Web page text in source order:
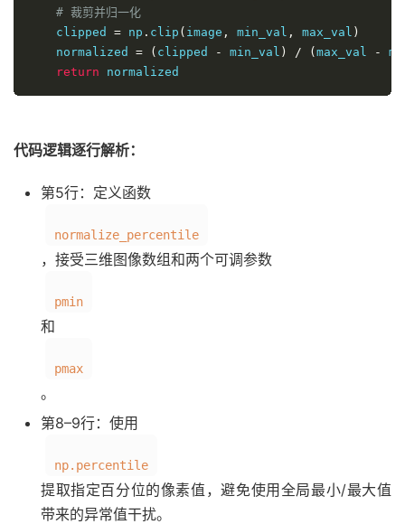
# 裁剪并归一化
    clipped
= np . clip ( image , min_val , max_val )
    normalized
= ( clipped - min_val ) / ( max_val -
return normalized
代码逻辑逐行解析：
第5行：定义函数
normalize_percentile
，接受三维图像数组和两个可调参数
pmin
和
pmax
。
第8–9行：使用
np.percentile
提取指定百分位的像素值，避免使用全局最小/最大值
带来的异常值干扰。